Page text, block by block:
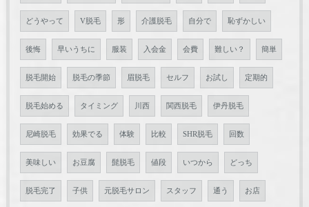
どうやって V脱毛 形 介護脱毛 自分で 恥ずかしい
後悔 早いうちに 服装 入会金 会費 難しい？ 簡単
脱毛開始 脱毛の季節 眉脱毛 セルフ お試し 定期的
脱毛始める タイミング 川西 関西脱毛 伊丹脱毛
尼崎脱毛 効果でる 体験 比較 SHR脱毛 回数
美味しい お豆腐 髭脱毛 値段 いつから どっち
脱毛完了 子供 元脱毛サロン スタッフ 通う お店